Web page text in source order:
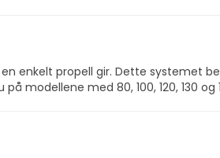
enkelt propell gir. Dette systemet
modellene med 80, 100, 120, 130 og